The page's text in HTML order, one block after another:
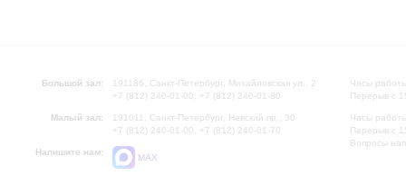
Большой зал:
191186, Санкт-Петербург, Михайловская ул., 2
+7 (812) 240-01-00, +7 (812) 240-01-80
Малый зал:
191011, Санкт-Петербург, Невский пр., 30
+7 (812) 240-01-00, +7 (812) 240-01-70
Напишите нам:
MAX
Часы
Перерыв с
Часы
Перерыв с
Вопросы